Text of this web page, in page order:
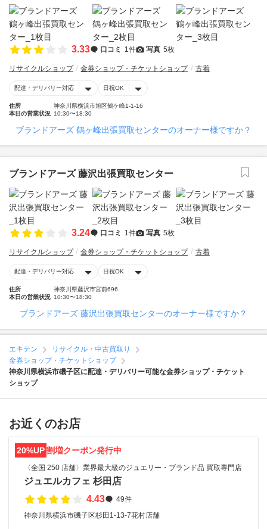
3.33 口コミ 1件 写真 5枚
リサイクルショップ 金券ショップ・チケットショップ 古着
配達・デリバリー対応 日祝OK
住所
神奈川県横浜市旭区鶴ケ峰1-1-16
本日の営業状況 10:30〜18:30
ブランドアーズ 鶴ヶ峰出張買取センターのオーナー様ですか？
ブランドアーズ 藤沢出張買取センター
3.24 口コミ 1件 写真 5枚
リサイクルショップ 金券ショップ・チケットショップ 古着
配達・デリバリー対応 日祝OK
住所
神奈川県藤沢市宮前696
本日の営業状況 10:30〜18:30
ブランドアーズ 藤沢出張買取センターのオーナー様ですか？
エキテン
リサイクル・中古買取り
金券ショップ・チケットショップ
神奈川県横浜市磯子区に配達・デリバリー可能な金券ショップ・チケット
ショップ
お近くのお店
20%UP割増クーポン発行中
〈全国 250 店舗〉業界最大級のジュエリー・ブランド品 買取専門店
ジュエルカフェ 杉田店
4.43
49件
神奈川県横浜市磯子区杉田1-13-7花村店舗